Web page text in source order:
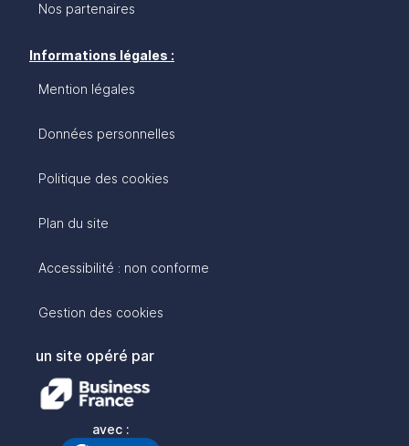
Nos partenaires
Informations légales :
Mention légales
Données personnelles
Politique des cookies
Plan du site
Accessibilité : non conforme
Gestion des cookies
un site opéré par
avec :